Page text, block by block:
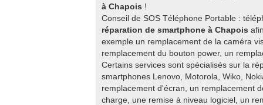
à Chapois !
Conseil de SOS Téléphone Portable :
réparation de smartphone à Chapois
exemple un remplacement de la caméra
remplacement du bouton power, un
Certains services sont spécialisés sur la
smartphones Lenovo, Motorola, Wiko,
remplacement d'écran, un remplacement
charge, une remise à niveau logiciel, un